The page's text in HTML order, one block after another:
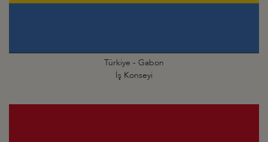
Türkiye - Gabon
İş Konseyi